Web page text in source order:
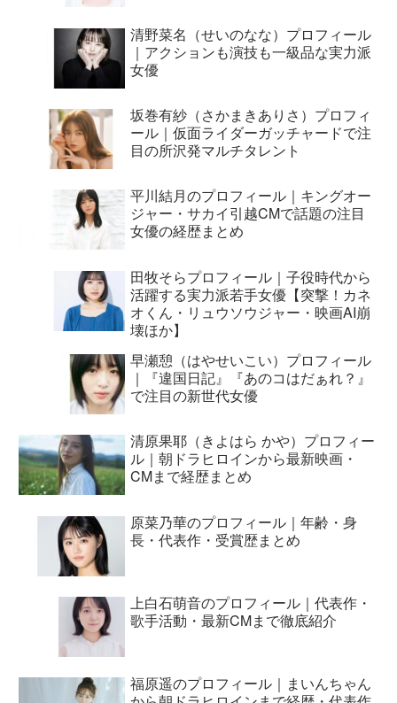
清野菜名（せいのなな）プロフィール
｜アクションも演技も一級品な実力派
女優
坂巻有紗（さかまきありさ）プロフィ
ール｜仮面ライダーガッチャードで注
目の所沢発マルチタレント
平川結月のプロフィール｜キングオー
ジャー・サカイ引越CMで話題の注目
女優の経歴まとめ
田牧そらプロフィール｜子役時代から
活躍する実力派若手女優【突撃！カネ
オくん・リュウソウジャー・映画AI崩
壊ほか】
早瀬憩（はやせいこい）プロフィール
｜『違国日記』『あのコはだぁれ？』
で注目の新世代女優
清原果耶（きよはら かや）プロフィー
ル｜朝ドラヒロインから最新映画・
CMまで経歴まとめ
原菜乃華のプロフィール｜年齢・身
長・代表作・受賞歴まとめ
上白石萌音のプロフィール｜代表作・
歌手活動・最新CMまで徹底紹介
福原遥のプロフィール｜まいんちゃん